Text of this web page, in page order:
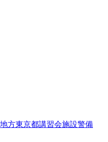
方東京都講習会施設警備